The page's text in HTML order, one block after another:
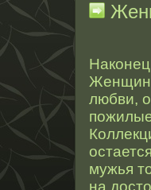
любви,
мужья
на